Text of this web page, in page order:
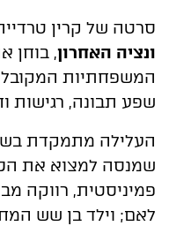
סרטה של קרין
ונציה האחרון, בוחן
המשפחתיות
שפע תבונה, רגישות
העלילה מתמקדת
שמנסה למצוא את
פמיניסטית, רווקה
לאם; וילד בן שש